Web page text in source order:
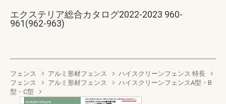
エクステリア総合カタログ2022-2023 960-
961(962-963)
フェンス アルミ形材フェンス
ハイスクリーンフェンス 特長
フェンス
アルミ形材フェンス
ハイスクリーンフェンスA型・B
型・C型